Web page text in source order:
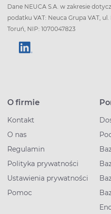
Dane NEUCA S.A. w zakresie
podatku VAT: Neuca Grupa VAT,
Toruń, NIP: 1070047823
O firmie
Kontakt
O nas
Regulamin
Polityka prywatności
Ustawienia prywatności
Pomoc